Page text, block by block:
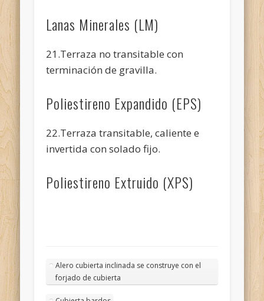
Lanas Minerales (LM)
21.Terraza no transitable con
terminación de gravilla.
Poliestireno Expandido (EPS)
22.Terraza transitable, caliente e
invertida con solado fijo.
Poliestireno Extruido (XPS)
Alero cubierta inclinada se construye con el
forjado de cubierta